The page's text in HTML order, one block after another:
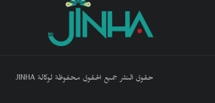
حقوق النشر جميع الحقوق محفوظة لوكالة JINHA